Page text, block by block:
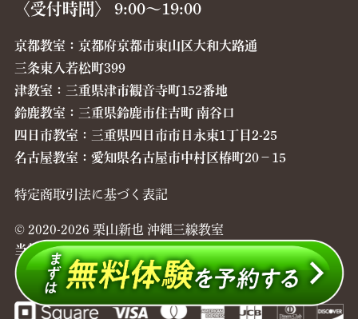
〈受付時間〉 9:00〜19:00
京都教室：京都府京都市東山区大和大路通
三条東入若松町399
津教室：三重県津市観音寺町152番地
鈴鹿教室：三重県鈴鹿市住吉町 南谷口
四日市教室：三重県四日市市日永東1丁目2-25
名古屋教室：愛知県名古屋市中村区椿町20−15
特定商取引法に基づく表記
© 2020-2026 栗山新也 沖縄三線教室
当教室ではレッスン料のお支払い方法を現金、
クレジットカードからお選びいただけます。